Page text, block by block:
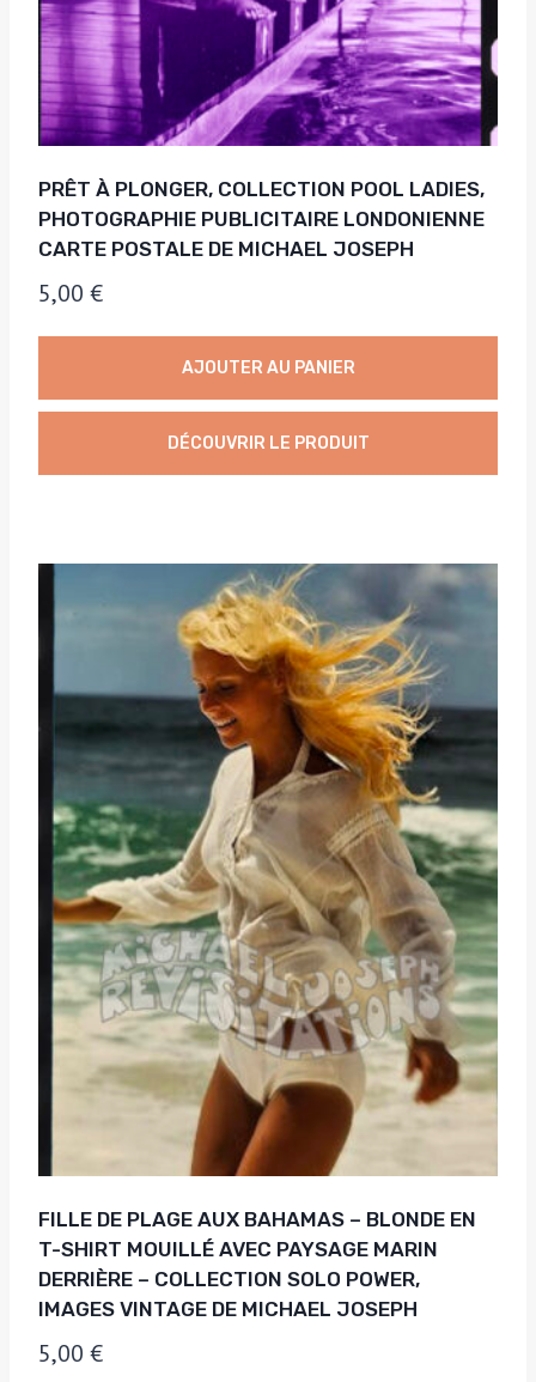
PRÊT À PLONGER, COLLECTION POOL LADIES,
PHOTOGRAPHIE PUBLICITAIRE LONDONIENNE
CARTE POSTALE DE MICHAEL JOSEPH
5,00 €
AJOUTER AU PANIER
DÉCOUVRIR LE PRODUIT
FILLE DE PLAGE AUX BAHAMAS – BLONDE EN
T-SHIRT MOUILLÉ AVEC PAYSAGE MARIN
DERRIÈRE – COLLECTION SOLO POWER,
IMAGES VINTAGE DE MICHAEL JOSEPH
5,00 €